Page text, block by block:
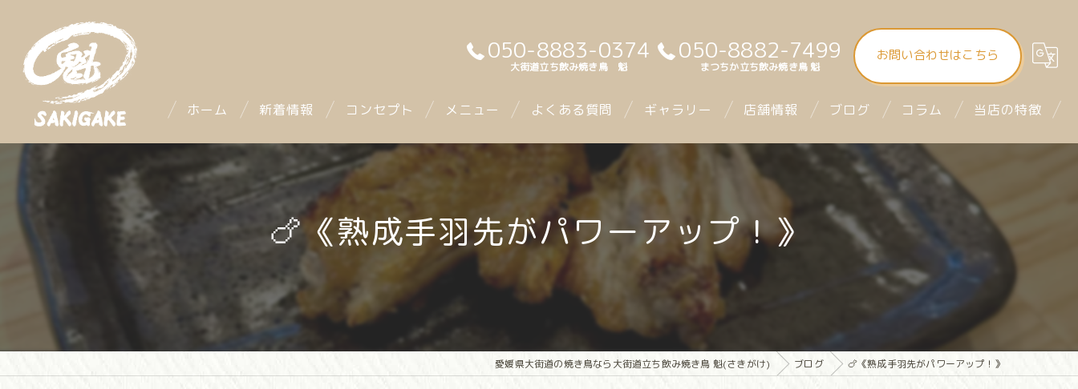
050-8883-0374
大街道立ち飲み焼き鳥 魁
050-8882-7499
まつちか立ち飲み焼き鳥 魁
お問い合わせはこちら
ホーム 新着情報 コンセプト メニュー よくある質問 ギャラリー 店舗情報
大街道立ち飲み焼き鳥 魁（さきがけ）
まつちか立ち飲み焼き鳥 魁
mitra1st ミトラファースト
ブログ コラム 当店の特徴
昼飲み
立ち飲み
デート
🍗《熟成手羽先がパワーアップ！》
愛媛県大街道の焼き鳥なら大街道立ち飲み焼き鳥 魁(さきがけ) ブログ 🍗《熟成手羽先がパワーアップ！》